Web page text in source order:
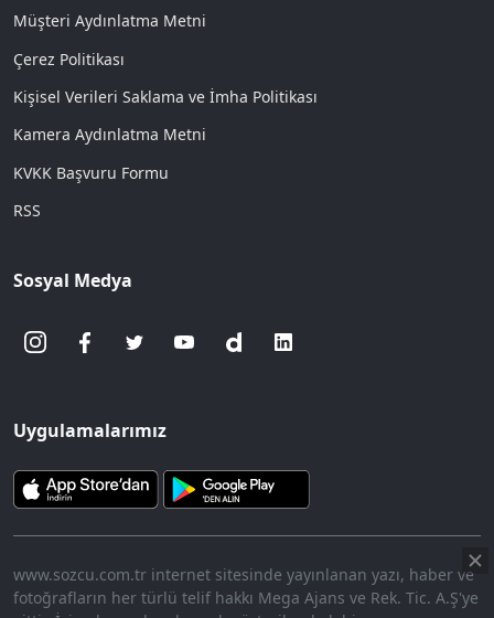
Müşteri Aydınlatma Metni
Çerez Politikası
Kişisel Verileri Saklama ve İmha Politikası
Kamera Aydınlatma Metni
KVKK Başvuru Formu
RSS
Sosyal Medya
Uygulamalarımız
www.sozcu.com.tr internet sitesinde yayınlanan yazı, haber ve
fotoğrafların her türlü telif hakkı Mega Ajans ve Rek. Tic. A.Ş'ye